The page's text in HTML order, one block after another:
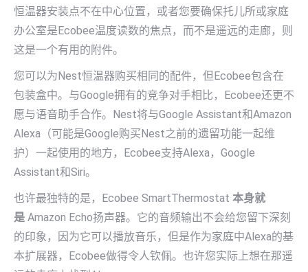
恒温器安装点不在中心位置，或者您要确保托儿所或家庭
办公室是Ecobee温度读数的焦点，而不是遥远的走廊，则
这是一个有用的附件。
您可以为Nest恒温器购买相同的配件，但Ecobee包含在
包装盒中。与Google拥有的竞争对手相比，Ecobee还更不
愿与语音助手合作。Nest将与Google Assistant和Amazon
Alexa（可能是Google购买Nest之前的遗留功能一起维
护）一起使用的地方，Ecobee支持Alexa，Google
Assistant和Siri。
也许最独特的是，Ecobee SmartThermostat 本身就
是 Amazon Echo扬声器。它的音频输出不会给您留下深刻
的印象，因为它可以播放音乐，但是作为家庭中Alexa的基
本扩展器，Ecobee做得令人钦佩。也许您实际上想在那遥